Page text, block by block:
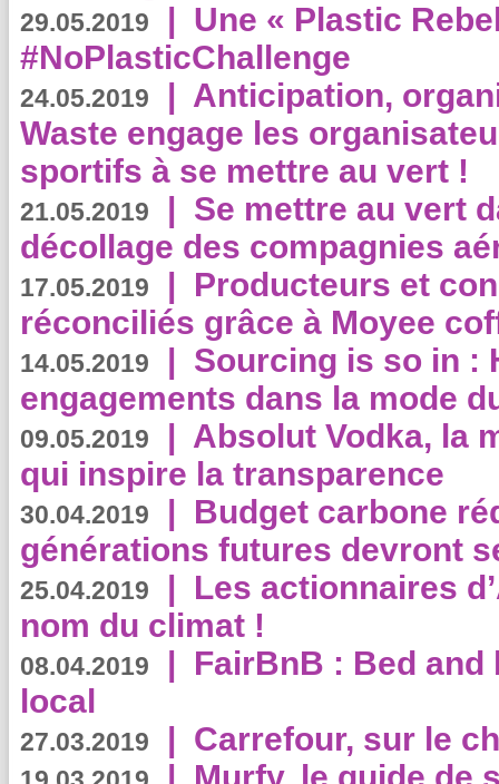
29.05.2019 | Une « Plastic
#NoPlasticChallenge
24.05.2019 | Anticipation,
Waste engage les
sportifs à se mettre au vert !
21.05.2019 | Se mettre au vert
décollage des compagnies
17.05.2019 | Producteurs et
réconciliés grâce à Moyee
14.05.2019 | Sourcing is so in :
engagements dans la mode
09.05.2019 | Absolut Vodka, la
qui inspire la transparence
30.04.2019 | Budget carbone
générations futures devront
25.04.2019 | Les actionnaires
nom du climat !
08.04.2019 | FairBnB : Bed
local
27.03.2019 | Carrefour, sur le